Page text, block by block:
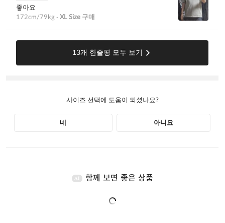
AI 함께 보면 좋은 상품